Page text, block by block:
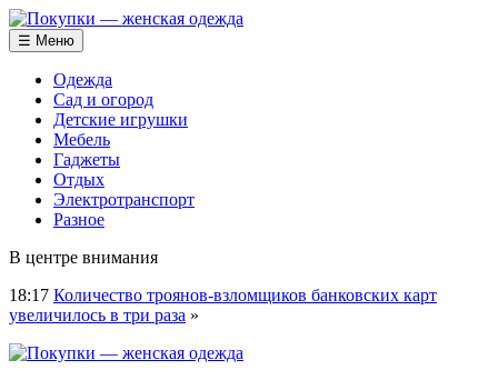
☰ Меню
Одежда
Сад и огород
Детские игрушки
Мебель
Гаджеты
Отдых
Электротранспорт
Разное
В центре внимания
18:17 Количество троянов-взломщиков банковских карт
увеличилось в три раза »